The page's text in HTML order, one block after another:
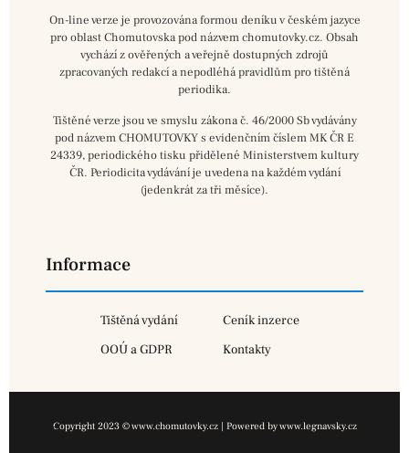
On-line verze je provozována formou deníku v českém jazyce
pro oblast Chomutovska pod názvem chomutovky.cz. Obsah
vychází z ověřených a veřejně dostupných zdrojů
zpracovaných redakcí a nepodléhá pravidlům pro tištěná
periodika.
Tištěné verze jsou ve smyslu zákona č. 46/2000 Sb vydávány
pod názvem CHOMUTOVKY s evidenčním číslem MK ČR E
24339, periodického tisku přidělené Ministerstvem kultury
ČR. Periodicita vydávání je uvedena na každém vydání
(jedenkrát za tři měsíce).
Informace
Tištěná vydání
Ceník inzerce
OOÚ a GDPR
Kontakty
Copyright 2023 © www.chomutovky.cz | Powered by www.legnavsky.cz